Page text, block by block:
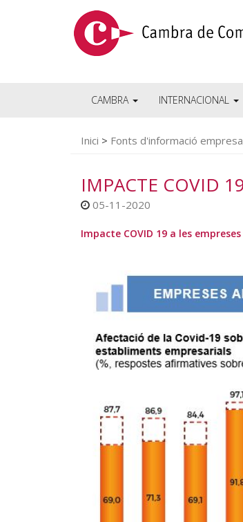
CAMBRA INTERNACIONAL
Inici > Fonts d'informació
IMPACTE COVID
05-11-2020
Impacte COVID 19 a les empreses